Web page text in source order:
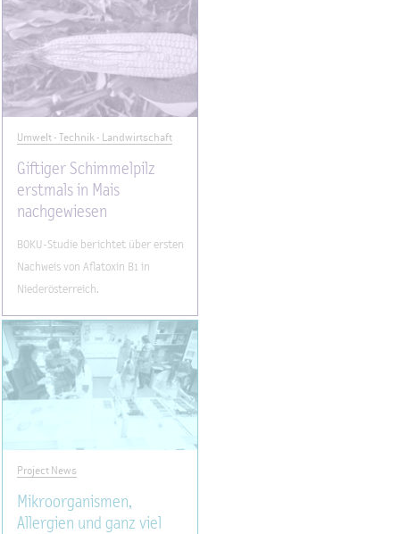
Umwelt - Technik - Landwirtschaft
Giftiger Schimmelpilz
erstmals in Mais
nachgewiesen
BOKU-Studie berichtet über ersten
Nachweis von Aflatoxin B1 in
Niederösterreich.
Project News
Mikroorganismen,
Allergien und ganz viel